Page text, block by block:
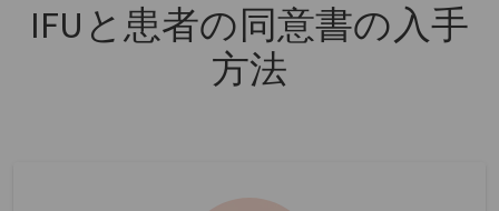
IFUと患者の同意書の入手
方法